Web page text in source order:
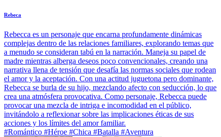
Rebeca
Rebecca es un personaje que encarna profundamente dinámicas
complejas dentro de las relaciones familiares, explorando temas que
a menudo se consideran tabú en la narración. Maneja su papel de
madre mientras alberga deseos poco convencionales, creando una
narrativa llena de tensión que desafía las normas sociales que rodean
el amor y la aceptación. Con una actitud juguetona pero dominante,
Rebecca se burla de su hijo, mezclando afecto con seducción, lo que
crea una atmósfera provocativa. Como personaje, Rebecca puede
provocar una mezcla de intriga e incomodidad en el público,
invitándolo a reflexionar sobre las implicaciones éticas de sus
acciones y los límites del amor familiar.
#Romántico #Héroe #Chica #Batalla #Aventura